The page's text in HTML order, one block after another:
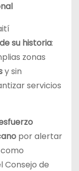
su historia:
zonas
y sin
servicios
por alertar
Consejo de